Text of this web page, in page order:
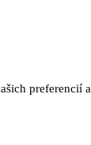
preferencií a